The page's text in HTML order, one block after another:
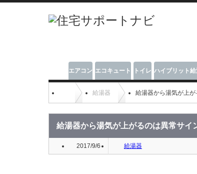
エアコン エコキュート トイレ ハイブリット
給湯器 給湯器から湯気が上が
給湯器から湯気が上がるのは異常サイ
2017/9/6 給湯器